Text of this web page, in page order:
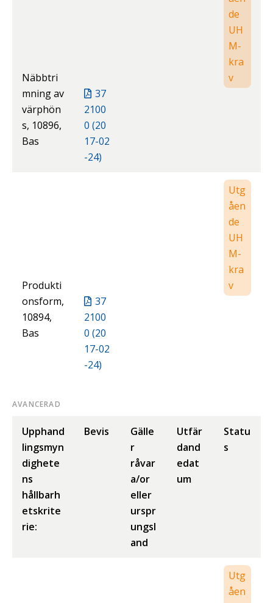
Näbbtri
mning av
värphön
s, 10896,
Bas
37
2100
0 (20
17-02
-24)
de
UH
M-
kra
v
Produkti
onsform,
10894,
Bas
37
2100
0 (20
17-02
-24)
Utg
åen
de
UH
M-
kra
v
AVANCERAD
Upphand
lingsmyn
dighete
ns
hållbarh
etskrite
rie:
Bevis
Gälle
r
råvar
a/or
eller
urspr
ungsl
and
Utfär
dand
edat
um
Statu
s
Utg
åen